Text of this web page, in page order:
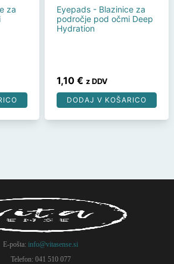
za
Eyepads - Blazinice za
področje pod očmi Deep
Hydration
1,10 € z DDV
DODAJ V KOŠARICO
E-pošta: info@vitasense.si
Telefon: 041 510 077